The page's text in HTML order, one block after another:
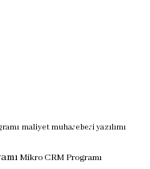
maliyet muhasebesi yazılımı
Mikro CRM Programı